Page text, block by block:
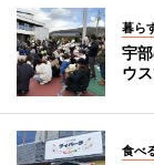
暮ら
宇
ウ
食べ